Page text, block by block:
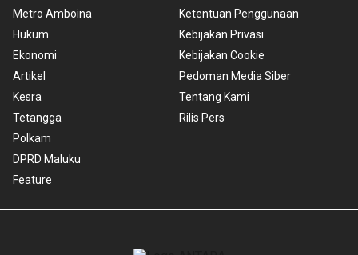
Metro Amboina
Hukum
Ekonomi
Artikel
Kesra
Tetangga
Polkam
DPRD Maluku
Feature
Ketentuan Penggunaan
Kebijakan Privasi
Kebijakan Cookie
Pedoman Media Siber
Tentang Kami
Rilis Pers